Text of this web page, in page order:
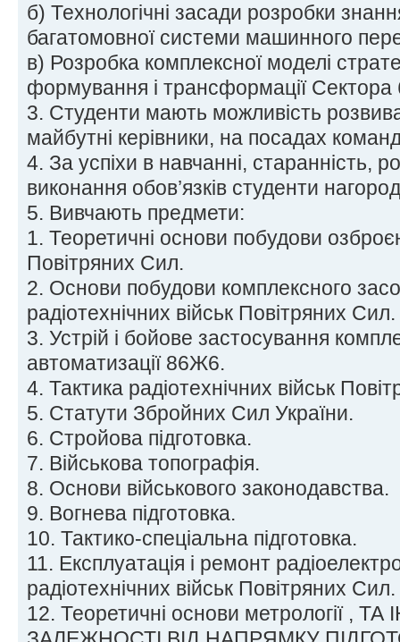
б) Технологічні засади розробки
багатомовної системи машинного
в) Розробка комплексної моделі
формування і трансформації Сектора
3. Студенти мають можливість
майбутні керівники, на посадах
4. За успіхи в навчанні, старанність,
виконання обов’язків студенти
5. Вивчають предмети:
1. Теоретичні основи побудови
Повітряних Сил.
2. Основи побудови комплексного
радіотехнічних військ Повітряних Сил.
3. Устрій і бойове застосування
автоматизації 86Ж6.
4. Тактика радіотехнічних військ
5. Статути Збройних Сил України.
6. Стройова підготовка.
7. Військова топографія.
8. Основи військового законодавства.
9. Вогнева підготовка.
10. Тактико-спеціальна підготовка.
11. Експлуатація і ремонт
радіотехнічних військ Повітряних Сил.
12. Теоретичні основи метрології , ТА